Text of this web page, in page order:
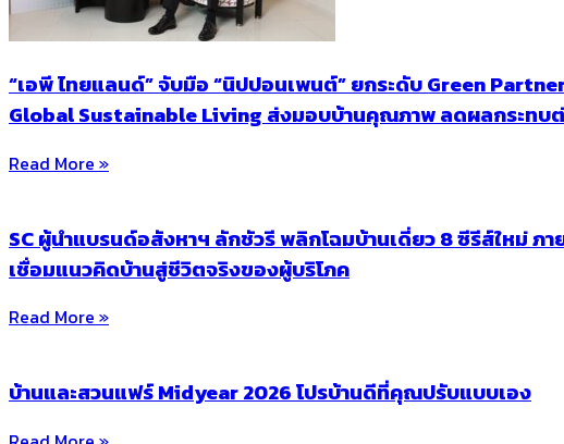
“เอพี ไทยแลนด์” จับมือ “นิปปอนเพนต์” ยกระดับ Green
Global Sustainable Living ส่งมอบบ้านคุณภาพ ลดผลกระท
Read More »
SC ผู้นำแบรนด์อสังหาฯ ลักชัวรี พลิกโฉมบ้านเดี่ยว 8 ซีรีส์ใหม่ ภ
เชื่อมแนวคิดบ้านสู่ชีวิตจริงของผู้บริโภค
Read More »
บ้านและสวนแฟร์ Midyear 2026 โปรบ้านดีที่คุณปรับแบบเอง